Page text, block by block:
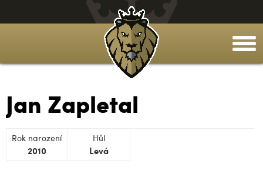
Jan Zapletal
Rok narození
2010
Hůl
Levá